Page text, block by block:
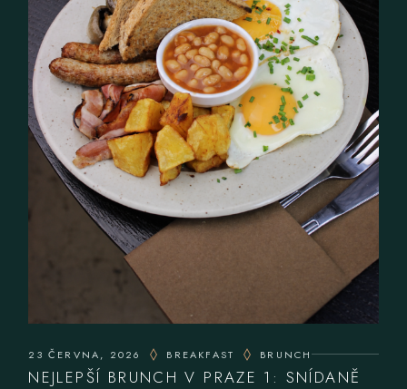
23 ČERVNA, 2026 BREAKFAST BRUNCH
NEJLEPŠÍ BRUNCH V PRAZE 1: SNÍDANĚ